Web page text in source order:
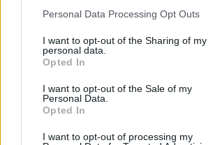
Personal Data Processing Opt Outs
I want to opt-out of the Sharing of my
personal data.
Opted In
I want to opt-out of the Sale of my
Personal Data.
Opted In
I want to opt-out of processing my
AMICI 2023,
Lite tra giudice e prof: “Ci devi
il duetto
09/04/2023